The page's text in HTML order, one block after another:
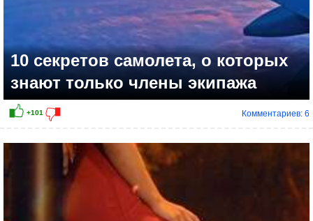
10 секретов самолета, о которых
знают только члены экипажа
Комментариев: 6